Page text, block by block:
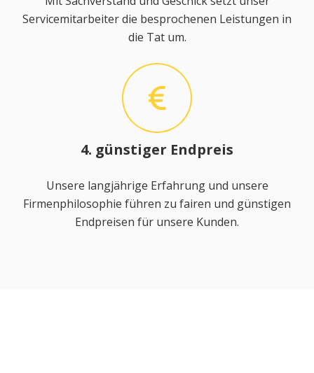
Servicemitarbeiter die besprochenen Leistungen in
die Tat um.
4. günstiger Endpreis
Unsere langjährige Erfahrung und unsere
Firmenphilosophie führen zu fairen und günstigen
Endpreisen für unsere Kunden.